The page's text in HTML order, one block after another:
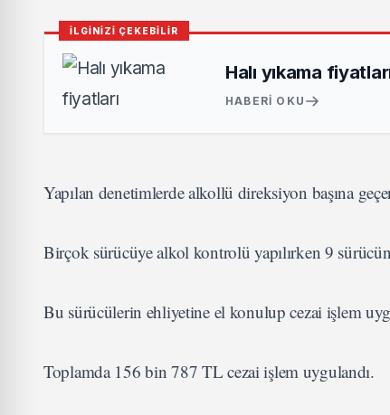
İLGİNİZİ ÇEKEBİLİR
Halı yıkama
HABERI OKU
Yapılan denetimlerde alkollü direksiyon başına
Birçok sürücüye alkol kontrolü yapılırken 9
Bu sürücülerin ehliyetine el konulup cezai işlem
Toplamda 156 bin 787 TL cezai işlem uygulandı.